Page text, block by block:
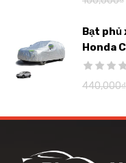
Bạt phủ
Honda
440,000₫